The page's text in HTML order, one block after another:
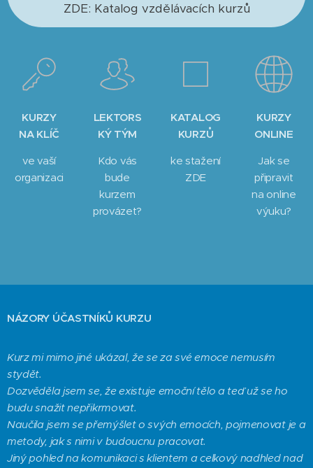
ZDE: Katalog vzdělávacích kurzů
KURZY
NA KLÍČ
ve vaší
organizaci
LEKTORS
KÝ TÝM
Kdo vás
bude
kurzem
provázet?
KATALOG
KURZŮ
ke stažení
ZDE
KURZY
ONLINE
Jak se
připravit
na online
výuku?
NÁZORY ÚČASTNÍKŮ KURZU
Kurz mi mimo jiné ukázal, že se za své emoce nemusím
stydět.
Dozvěděla jsem se, že existuje emoční tělo a teď už se ho
budu snažit nepřikrmovat.
Naučila jsem se přemýšlet o svých emocích, pojmenovat je a
metody, jak s nimi v budoucnu pracovat.
Jiný pohled na komunikaci s klientem a celkový nadhled nad